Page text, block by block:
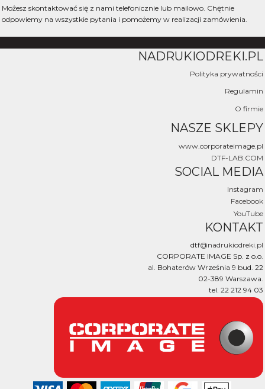
Możesz skontaktować się z nami telefonicznie lub mailowo. Chętnie
odpowiemy na wszystkie pytania i pomożemy w realizacji zamówienia.
NADRUKIODREKI.PL
Polityka prywatności
Regulamin
O firmie
NASZE SKLEPY
www.corporateimage.pl
DTF-LAB.COM
SOCIAL MEDIA
Instagram
Facebook
YouTube
KONTAKT
dtf@nadrukiodreki.pl
CORPORATE IMAGE Sp. z o.o.
al. Bohaterów Września 9 bud. 22
02-389 Warszawa.
tel. 22 212 94 03